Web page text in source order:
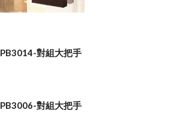
PB3014-對組大把手
PB3006-對組大把手